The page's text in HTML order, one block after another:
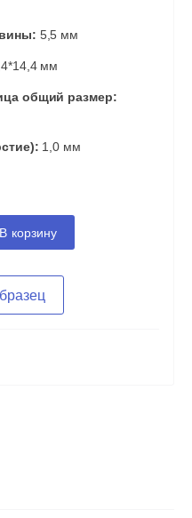
5,5 мм
мм
общий размер:
1,0 мм
В корзину